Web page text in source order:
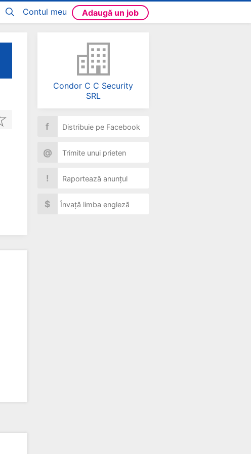
Contul meu Adaugă un job
Condor C C Security
SRL
f Distribuie pe Facebook
@ Trimite unui prieten
! Raportează anunțul
$ Învață limba engleză